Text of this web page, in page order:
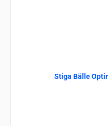
Stiga Bälle